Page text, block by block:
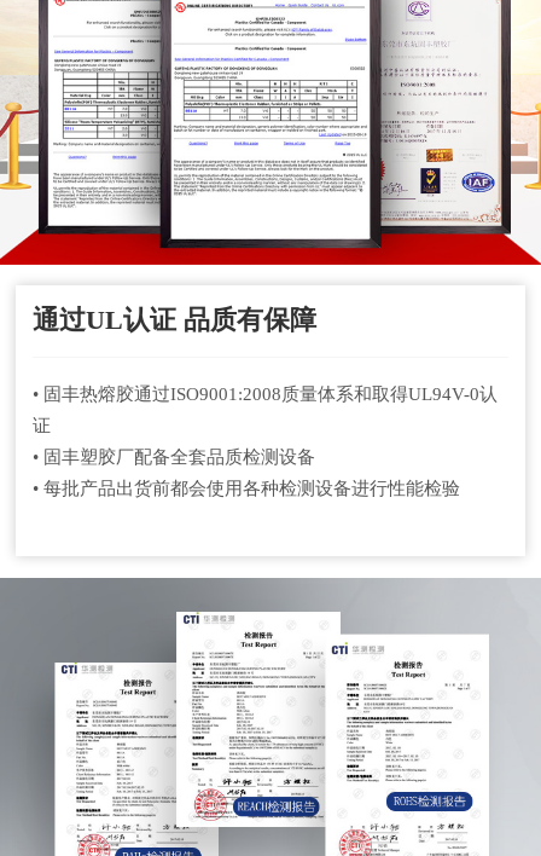
通过UL认证 品质有保障
• 固丰热熔胶通过ISO9001:2008质量体系和取得UL94V-0认
证
• 固丰塑胶厂配备全套品质检测设备
• 每批产品出货前都会使用各种检测设备进行性能检验